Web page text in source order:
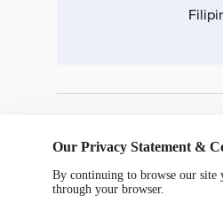
Our Privacy Statement &
By continuing to browse our site
through your browser.